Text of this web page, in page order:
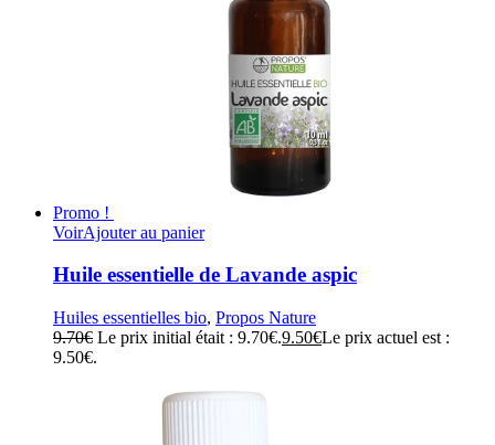
Promo !
VoirAjouter au panier
Huile essentielle de Lavande aspic
Huiles essentielles bio, Propos Nature
9.70€ Le prix initial était : 9.70€.9.50€Le prix actuel est :
9.50€.